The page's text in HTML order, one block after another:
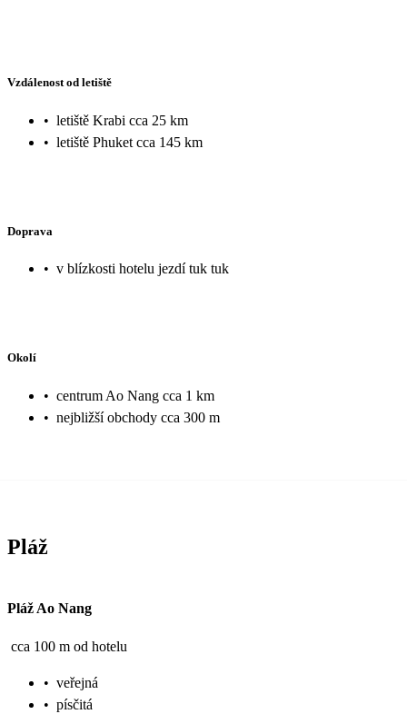
Vzdálenost od letiště
• letiště Krabi cca 25 km
• letiště Phuket cca 145 km
Doprava
• v blízkosti hotelu jezdí tuk tuk
Okolí
• centrum Ao Nang cca 1 km
• nejbližší obchody cca 300 m
Pláž
Pláž Ao Nang
cca 100 m od hotelu
• veřejná
• písčitá